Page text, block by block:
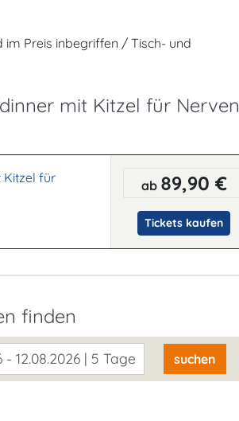
im Preis inbegriffen / Tisch- und
mit Kitzel für Nerven
Kitzel für
ab 89,90 €
Tickets kaufen
finden
- 12.08.2026 | 5 Tage suchen